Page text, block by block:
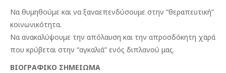
Να θυμηθούμε και να ξαναεπενδύσουμε στην “θεραπευτική”
κοινωνικότητα.
Να ανακαλύψουμε την απόλαυση και την απροσδόκητη χαρά
που κρύβεται στην “αγκαλιά” ενός διπλανού μας.
ΒΙΟΓΡΑΦΙΚΟ ΣΗΜΕΙΩΜΑ